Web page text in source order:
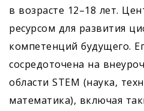
в возрасте 12–18 лет.
ресурсом для развития
компетенций будущего.
сосредоточена на
области STEM (наука,
математика), включая